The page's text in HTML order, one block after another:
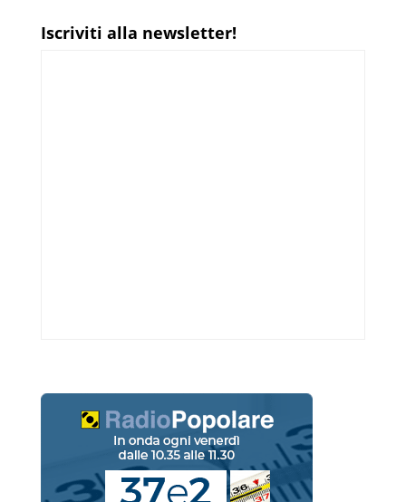
Iscriviti alla newsletter!